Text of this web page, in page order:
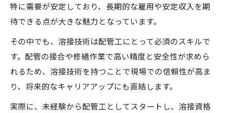
特に需要が安定しており、長期的な雇用や安定収入を期
待できる点が大きな魅力となっています。
その中でも、溶接技術は配管工にとって必須のスキルで
す。配管の接合や修繕作業で高い精度と安全性が求めら
れるため、溶接技術を持つことで現場での信頼性が高ま
り、将来的なキャリアアップにも直結します。
実際に、未経験から配管工としてスタートし、溶接資格